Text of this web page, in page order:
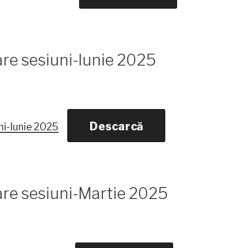
sesiuni-Iunie 2025
Iunie 2025 Descarcă
sesiuni-Martie 2025